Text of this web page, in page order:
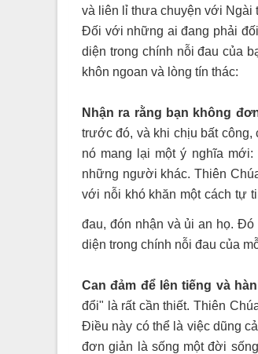
và liên lỉ thưa chuyện với Ngài
Đối với những ai đang phải
diện trong chính nỗi đau của
khôn ngoan và lòng tín thác:
Nhận ra rằng bạn không
trước đó, và khi chịu bất
nó mang lại một ý nghĩa
những người khác. Thiên
với nỗi khó khăn một cách tự
đau, đón nhận và ủi an họ.
diện trong chính nỗi đau của
Can đảm để lên tiếng và
đổi" là rất cần thiết. Thiên
Điều này có thể là việc dũng
đơn giản là sống một đời